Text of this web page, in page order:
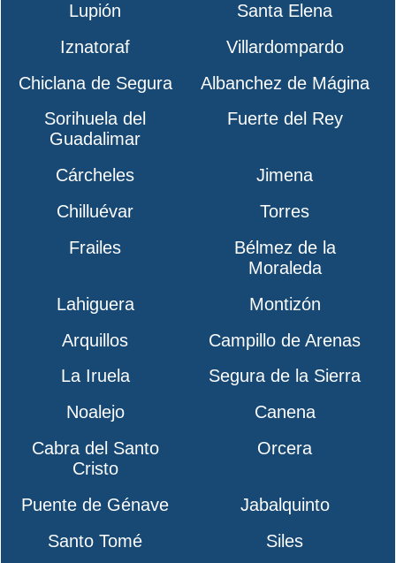
Lupión
Santa Elena
Iznatoraf
Villardompardo
Chiclana de Segura
Albanchez de Mágina
Sorihuela del
Guadalimar
Fuerte del Rey
Cárcheles
Jimena
Chilluévar
Torres
Frailes
Bélmez de la
Moraleda
Lahiguera
Montizón
Arquillos
Campillo de Arenas
La Iruela
Segura de la Sierra
Noalejo
Canena
Cabra del Santo
Cristo
Orcera
Puente de Génave
Jabalquinto
Santo Tomé
Siles